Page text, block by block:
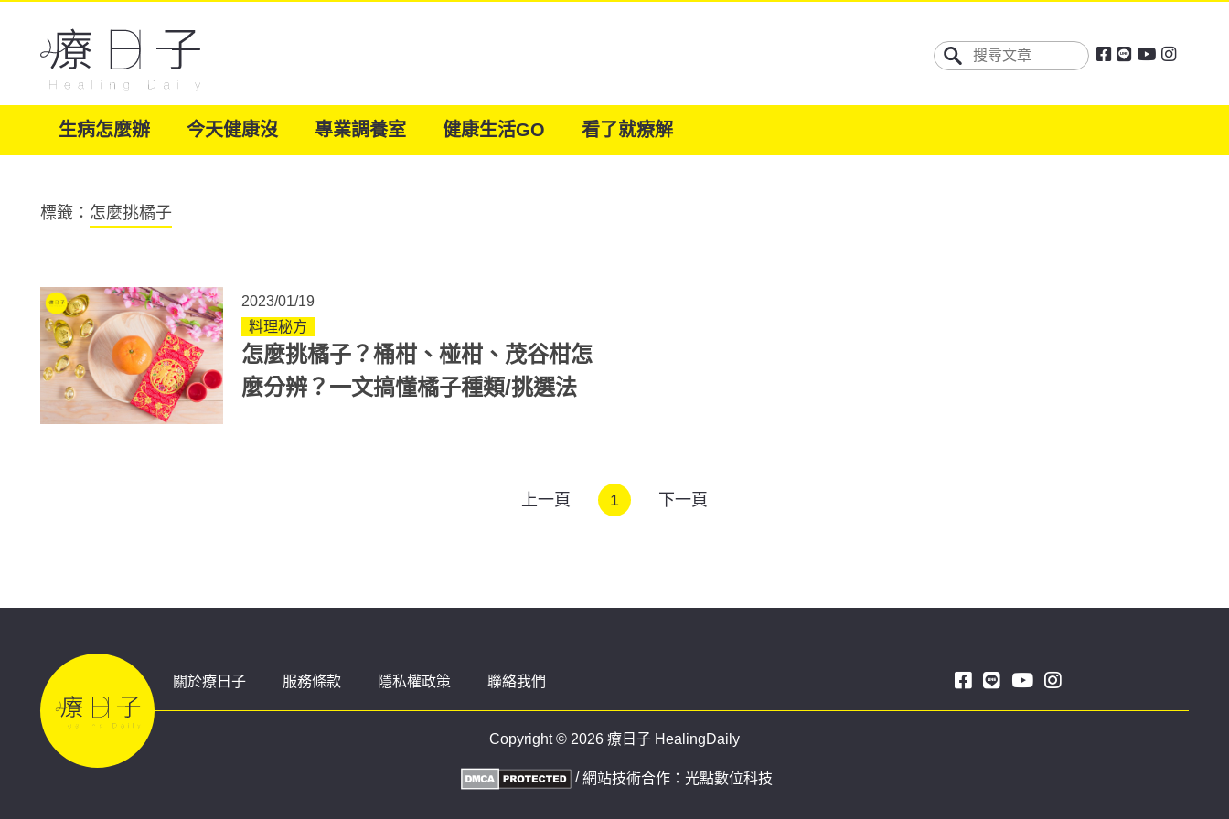
生病怎麼辦 今天健康沒 專業調養室 健康生活GO 看了就療解
標籤： 怎麼挑橘子
2023/01/19
料理秘方
怎麼挑橘子？桶柑、椪柑、茂谷柑怎
麼分辨？一文搞懂橘子種類/挑選法
上一頁 1 下一頁
關於療日子 服務條款 隱私權政策 聯絡我們
Copyright © 2026 療日子 HealingDaily
/網站技術合作： 光點數位科技